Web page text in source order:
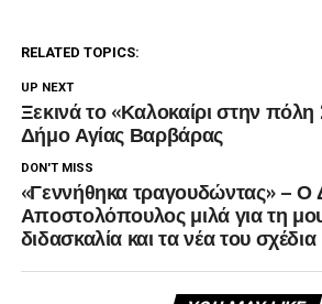
RELATED TOPICS:
UP NEXT
Ξεκινά το «Καλοκαίρι στην πόλη
Δήμο Αγίας Βαρβάρας
DON'T MISS
«Γεννήθηκα τραγουδώντας» – Ο
Αποστολόπουλος μιλά για τη
διδασκαλία και τα νέα του σχέδια